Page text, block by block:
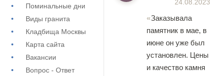
Поминальные дни
Виды гранита
Кладбища Москвы
Карта сайта
Вакансии
Вопрос - Ответ
24.08.2023
Заказывала
памятник в мае, в
июне он уже был
установлен. Цены
и качество камня